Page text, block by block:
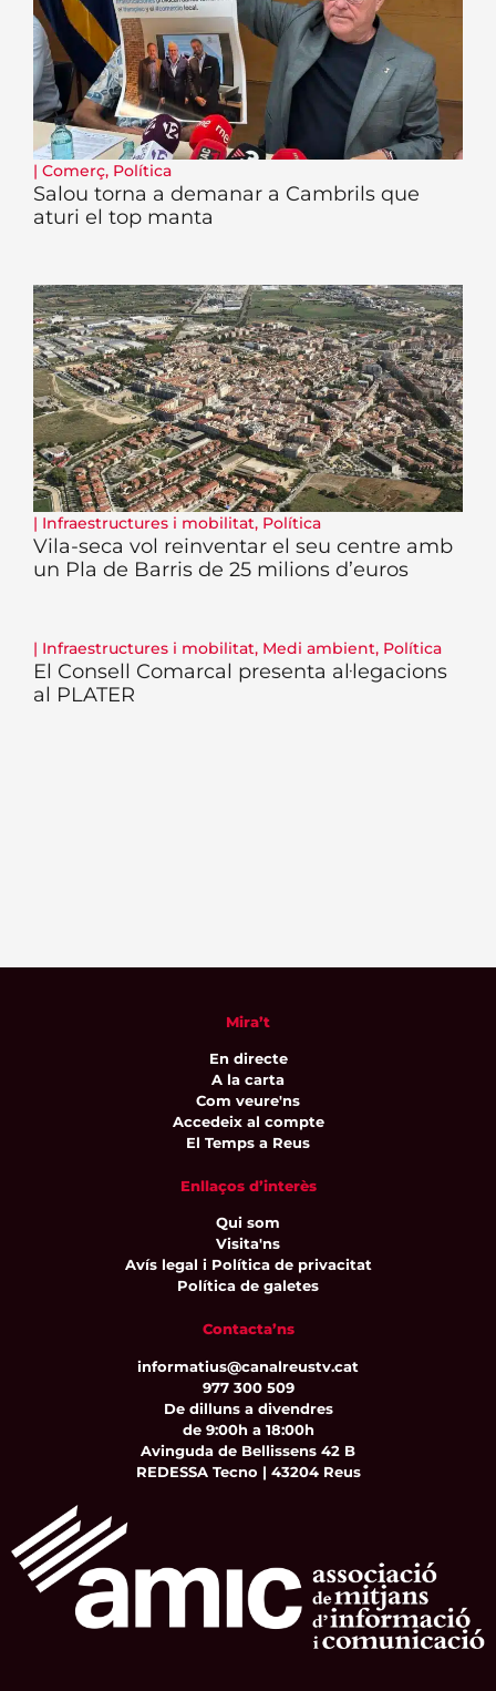
| Comerç, Política
Salou torna a demanar a Cambrils que
aturi el top manta
| Infraestructures i mobilitat, Política
Vila-seca vol reinventar el seu centre amb
un Pla de Barris de 25 milions d’euros
| Infraestructures i mobilitat, Medi ambient, Política
El Consell Comarcal presenta al·legacions
al PLATER
Mira’t
En directe
A la carta
Com veure'ns
Accedeix al compte
El Temps a Reus
Enllaços d’interès
Qui som
Visita'ns
Avís legal i Política de privacitat
Política de galetes
Contacta’ns
informatius@canalreustv.cat
977 300 509
De dilluns a divendres
de 9:00h a 18:00h
Avinguda de Bellissens 42 B
REDESSA Tecno | 43204 Reus